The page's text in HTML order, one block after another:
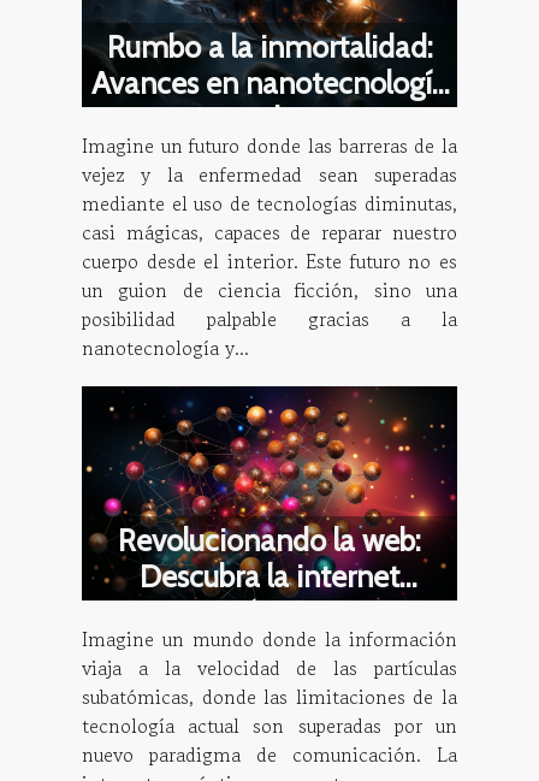
Rumbo a la inmortalidad:
Avances en nanotecnología
y medicina
Imagine un futuro donde las barreras de la
vejez y la enfermedad sean superadas
mediante el uso de tecnologías diminutas,
casi mágicas, capaces de reparar nuestro
cuerpo desde el interior. Este futuro no es
un guion de ciencia ficción, sino una
posibilidad palpable gracias a la
nanotecnología y...
Revolucionando la web:
Descubra la internet
cuántica
Imagine un mundo donde la información
viaja a la velocidad de las partículas
subatómicas, donde las limitaciones de la
tecnología actual son superadas por un
nuevo paradigma de comunicación. La